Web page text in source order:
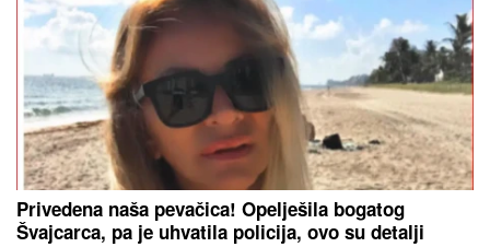
Privedena naša pevačica! Opelješila bogatog
Švajcarca, pa je uhvatila policija, ovo su detalji